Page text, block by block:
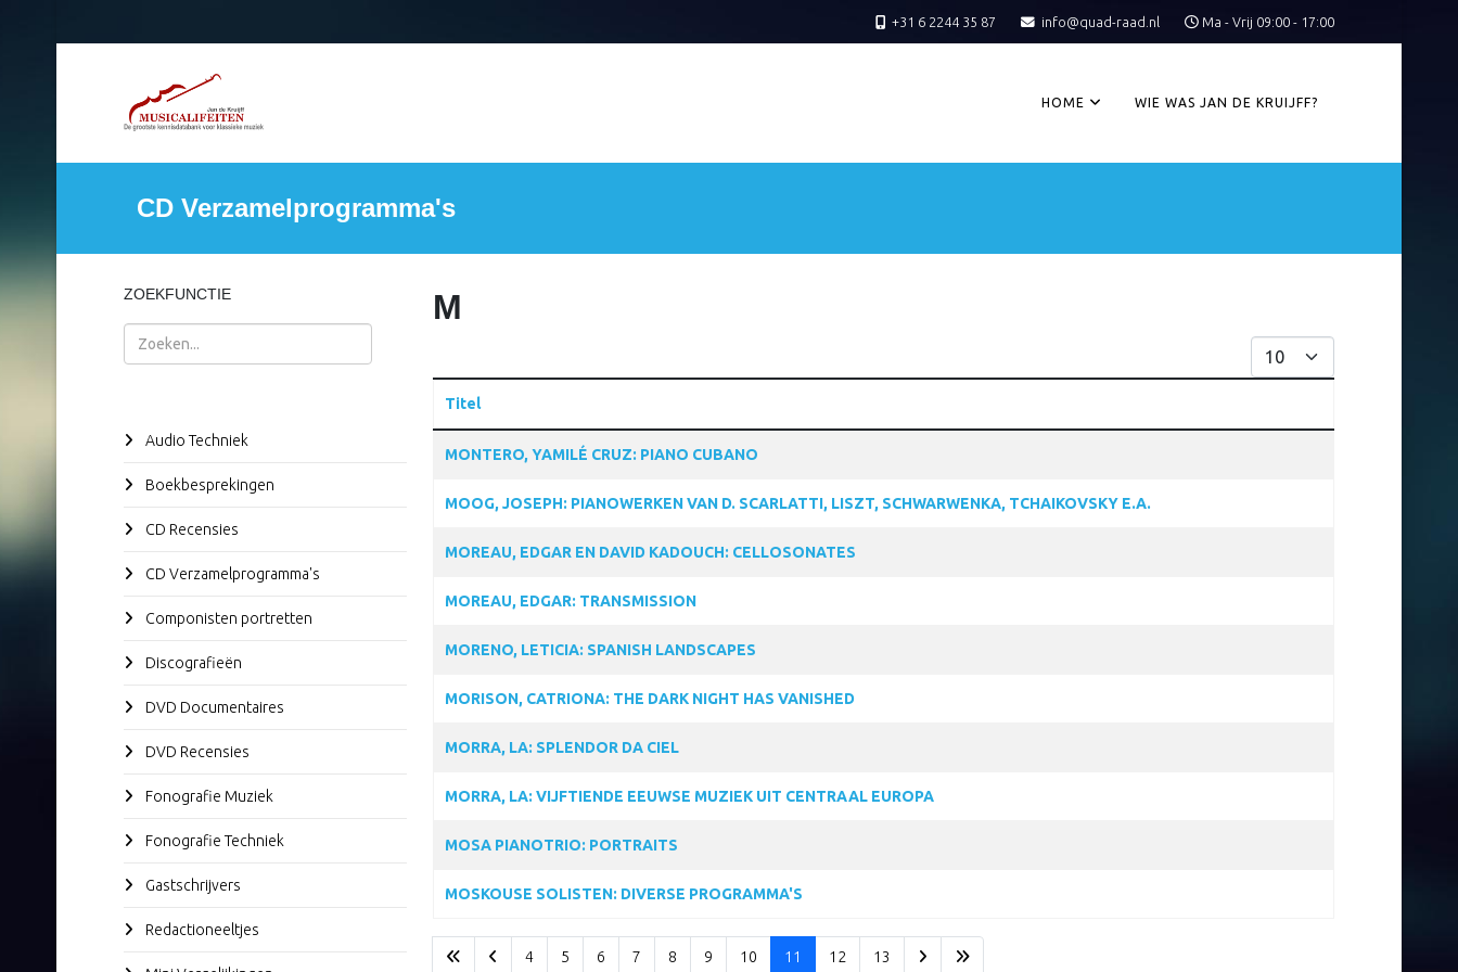
+31 6 2244 35 87 info@quad-raad.nl Ma - Vrij 09:00 - 17:00
HOME WIE WAS JAN DE KRUIJFF?
CD Verzamelprogramma's
ZOEKFUNCTIE
Zoeken
Audio Techniek
Boekbesprekingen
CD Recensies
CD Verzamelprogramma's
Componisten portretten
Discografieën
DVD Documentaires
DVD Recensies
Fonografie Muziek
Fonografie Techniek
Gastschrijvers
Redactioneeltjes
M
Toon #
Titel
MONTERO, YAMILÉ CRUZ: PIANO CUBANO
MOOG, JOSEPH: PIANOWERKEN VAN D. SCARLATTI, LISZT, SCHWARWENKA, TCHAIKOVSKY E.A.
MOREAU, EDGAR EN DAVID KADOUCH: CELLOSONATES
MOREAU, EDGAR: TRANSMISSION
MORENO, LETICIA: SPANISH LANDSCAPES
MORISON, CATRIONA: THE DARK NIGHT HAS VANISHED
MORRA, LA: SPLENDOR DA CIEL
MORRA, LA: VIJFTIENDE EEUWSE MUZIEK UIT CENTRAAL EUROPA
MOSA PIANOTRIO: PORTRAITS
MOSKOUSE SOLISTEN: DIVERSE PROGRAMMA'S
4 5 6 7 8 9 10 11 12 13